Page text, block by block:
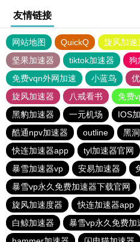
友情链接
网站地图 QuickQ 旋风加速
坚果加速器
tiktok加速器
狗
免费vqn外网加速
小蓝鸟
旋风加速器
八戒看书
免费
黑豹加速器
一元机场 IOS
酷通npv加速器
outline 黑
快连加速器app
tyl加速器官网
暴雪加速器vp
安易加速器
暴雪vp永久免费加速器下载官网
旋风加速度器
快连加速器app
白鲸加速器
暴雪vp永久免费加